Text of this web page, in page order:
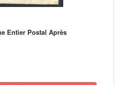
Entier Postal Après